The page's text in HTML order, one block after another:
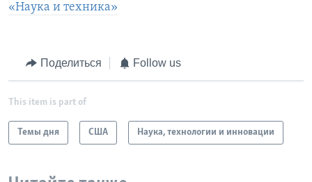
«Наука и техника»
Поделиться Follow us
This item is part of
Темы дня США Наука, технологии и инновации